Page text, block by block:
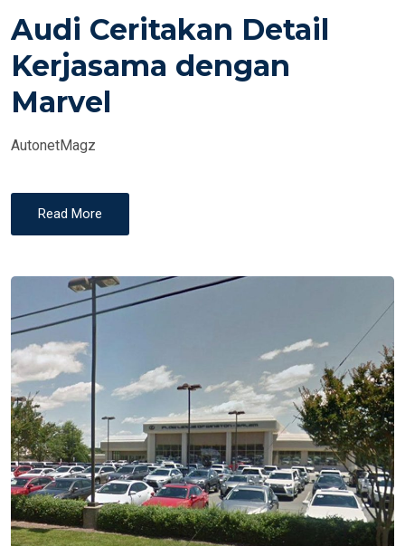
S
E
Audi Ceritakan Detail
Kerjasama dengan
Marvel
AutonetMagz
Read More